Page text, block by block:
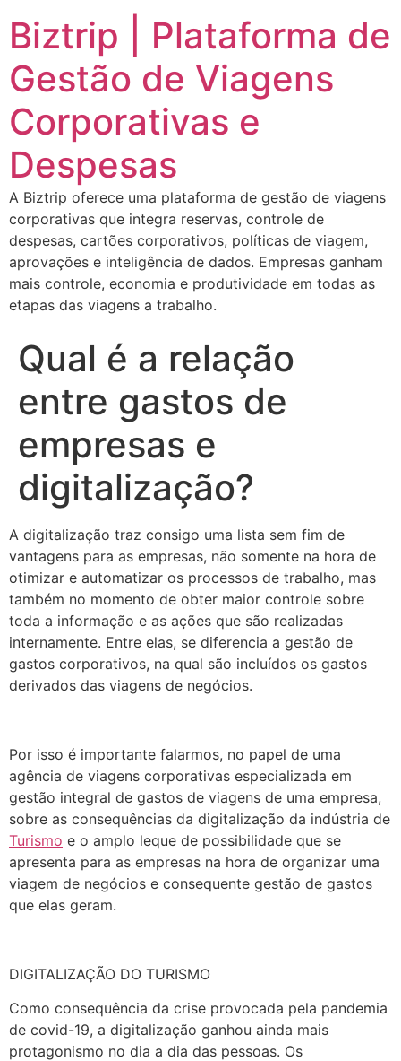
Biztrip | Plataforma de
Gestão de Viagens
Corporativas e
Despesas
A Biztrip oferece uma plataforma de gestão de viagens
corporativas que integra reservas, controle de
despesas, cartões corporativos, políticas de viagem,
aprovações e inteligência de dados. Empresas ganham
mais controle, economia e produtividade em todas as
etapas das viagens a trabalho.
Qual é a relação
entre gastos de
empresas e
digitalização?
A digitalização traz consigo uma lista sem fim de
vantagens para as empresas, não somente na hora de
otimizar e automatizar os processos de trabalho, mas
também no momento de obter maior controle sobre
toda a informação e as ações que são realizadas
internamente. Entre elas, se diferencia a gestão de
gastos corporativos, na qual são incluídos os gastos
derivados das viagens de negócios.
Por isso é importante falarmos, no papel de uma
agência de viagens corporativas especializada em
gestão integral de gastos de viagens de uma empresa,
sobre as consequências da digitalização da indústria de
Turismo e o amplo leque de possibilidade que se
apresenta para as empresas na hora de organizar uma
viagem de negócios e consequente gestão de gastos
que elas geram.
DIGITALIZAÇÃO DO TURISMO
Como consequência da crise provocada pela pandemia
de covid-19, a digitalização ganhou ainda mais
protagonismo no dia a dia das pessoas. Os